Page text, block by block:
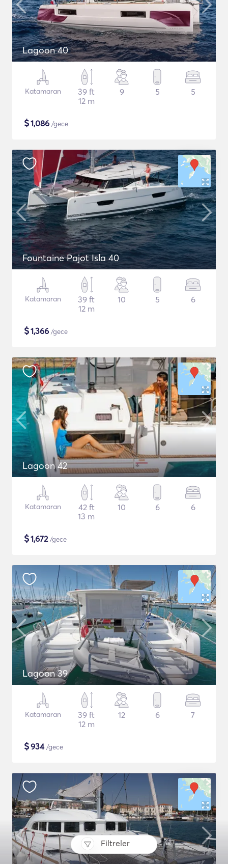
Filtreler
Lagoon 40
Katamaran
39 ft
12 m
9 5 5
$1,086 /gece
Fountaine Pajot Isla 40
Katamaran
39 ft
12 m
10 5 6
$1,366 /gece
Lagoon 42
Katamaran
42 ft
13 m
10 6 6
$1,672/gece
Lagoon 39
Katamaran
39 ft
12 m
12 6 7
$934/gece